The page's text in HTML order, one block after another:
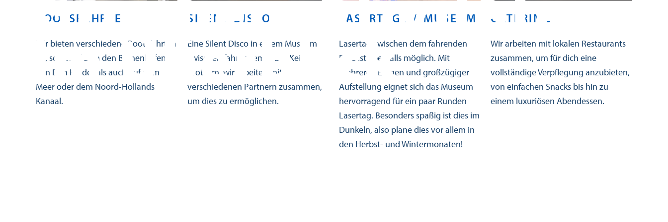
im Überblick
BOOTSFAHRTEN
Wir bieten verschiedene Bootsfahrten
an, sowohl durch den Binnenhafen
von Den Helder als auch auf dem
Meer oder dem Noord-Hollands
Kanaal.
SILENT DISCO
Eine Silent Disco in einem Museum
zwischen fahrendem Erbe? Kein
Problem, wir arbeiten mit
verschiedenen Partnern zusammen,
um dies zu ermöglichen.
LASERTAG IM MUSEUM
Lasertag zwischen dem fahrenden
Erbe ist ebenfalls möglich. Mit
mehreren Etagen und großzügiger
Aufstellung eignet sich das Museum
hervorragend für ein paar Runden
Lasertag. Besonders spaßig ist dies im
Dunkeln, also plane dies vor allem in
den Herbst- und Wintermonaten!
CATERING
Wir arbeiten mit lokalen Restaurants
zusammen, um für dich eine
vollständige Verpflegung anzubieten,
von einfachen Snacks bis hin zu
einem luxuriösen Abendessen.